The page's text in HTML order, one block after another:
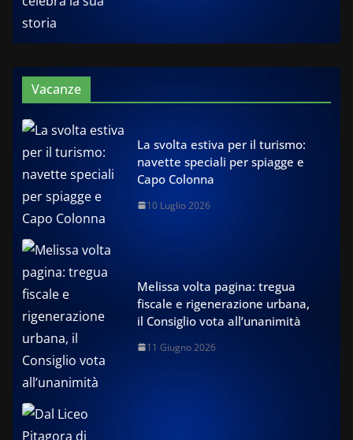
Vacanze
La svolta estiva per il turismo:
navette speciali per spiagge e
Capo Colonna
10 Luglio 2026
Melissa volta pagina: tregua
fiscale e rigenerazione urbana,
il Consiglio vota all’unanimità
11 Giugno 2026